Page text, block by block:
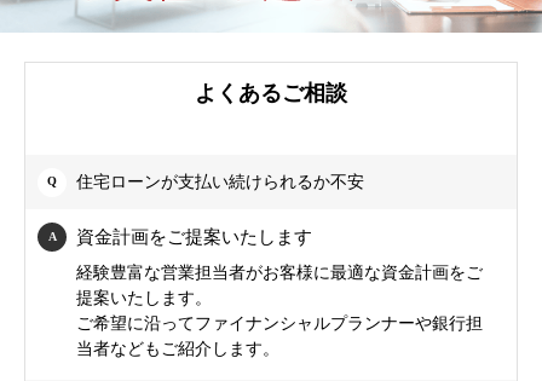
よくあるご相談
住宅ローンが支払い続けられるか不安
資金計画をご提案いたします
経験豊富な営業担当者がお客様に最適な資金計画をご
提案いたします。
ご希望に沿ってファイナンシャルプランナーや銀行担
当者などもご紹介します。